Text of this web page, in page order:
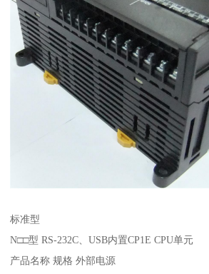
标准型
N□□型 RS-232C、USB内置CP1E CPU单元
产品名称 规格 外部电源